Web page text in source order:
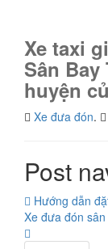
Xe taxi
Sân
huyện
Xe đưa đón.
Post
Hướng dẫn
Xe đưa đón